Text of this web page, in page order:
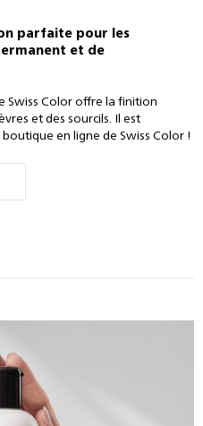
parfaite pour les
et de
Swiss Color offre la finition
et des sourcils. Il est
en ligne de Swiss Color !